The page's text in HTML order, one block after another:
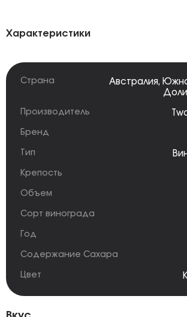
Характеристики
Страна Австралия,
Производитель
Бренд
Тип
Крепость
Объем
Сорт винограда
Год
Содержание Сахара
Цвет